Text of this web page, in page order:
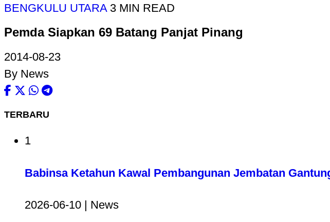
BENGKULU UTARA 3 MIN READ
Pemda Siapkan 69 Batang Panjat Pinang
2014-08-23
By News
TERBARU
1
Babinsa Ketahun Kawal Pembangunan Jembatan
2026-06-10 | News